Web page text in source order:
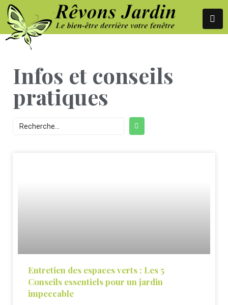
Infos et conseils
pratiques
Entretien des espaces verts : Les 5
Conseils essentiels pour un jardin
impeccable